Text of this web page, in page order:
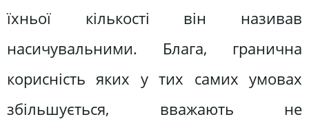
їхньої кількості він називав
насичувальними. Блага, гранична
корисність яких у тих самих умовах
збільшується, вважають не